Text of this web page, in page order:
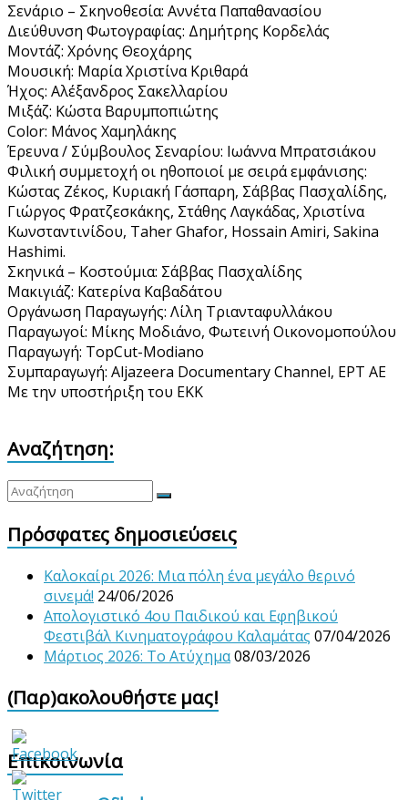
Σενάριο – Σκηνοθεσία: Αννέτα Παπαθανασίου
Διεύθυνση Φωτογραφίας: Δημήτρης Κορδελάς
Μοντάζ: Χρόνης Θεοχάρης
Μουσική: Μαρία Χριστίνα Κριθαρά
Ήχος: Αλέξανδρος Σακελλαρίου
Μιξάζ: Κώστα Βαρυμποπιώτης
Color: Μάνος Χαμηλάκης
Έρευνα / Σύμβουλος Σεναρίου: Ιωάννα Μπρατσιάκου
Φιλική συμμετοχή οι ηθοποιοί με σειρά εμφάνισης:
Κώστας Ζέκος, Κυριακή Γάσπαρη, Σάββας Πασχαλίδης,
Γιώργος Φρατζεσκάκης, Στάθης Λαγκάδας, Χριστίνα
Κωνσταντινίδου, Taher Ghafor, Hossain Amiri, Sakina
Hashimi.
Σκηνικά – Κοστούμια: Σάββας Πασχαλίδης
Μακιγιάζ: Κατερίνα Καβαδάτου
Οργάνωση Παραγωγής: Λίλη Τριανταφυλλάκου
Παραγωγοί: Μίκης Μοδιάνο, Φωτεινή Οικονομοπούλου
Παραγωγή: TopCut-Modiano
Συμπαραγωγή: Aljazeera Documentary Channel, ΕΡΤ ΑΕ
Με την υποστήριξη του ΕΚΚ
Αναζήτηση:
Πρόσφατες δημοσιεύσεις
Καλοκαίρι 2026: Μια πόλη ένα μεγάλο θερινό
σινεμά! 24/06/2026
Απολογιστικό 4ου Παιδικού και Εφηβικού
Φεστιβάλ Κινηματογράφου Καλαμάτας 07/04/2026
Μάρτιος 2026: Το Ατύχημα08/03/2026
(Παρ)ακολουθήστε μας!
Επικοινωνία